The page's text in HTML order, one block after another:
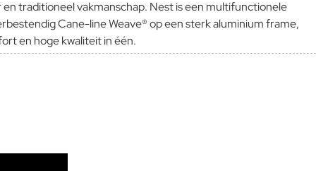
traditioneel vakmanschap. Nest is een multifunctionele
Cane-line Weave® op een sterk aluminium frame,
en hoge kwaliteit in één.